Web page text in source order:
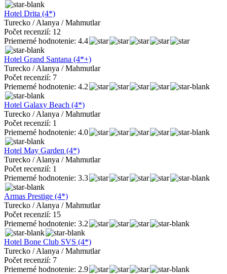
Hotel Drita (4*)
Turecko / Alanya / Mahmutlar
Počet recenzií: 12
Priemerné hodnotenie: 4.4
Hotel Grand Santana (4*+)
Turecko / Alanya / Mahmutlar
Počet recenzií: 7
Priemerné hodnotenie: 4.2
Hotel Galaxy Beach (4*)
Turecko / Alanya / Mahmutlar
Počet recenzií: 1
Priemerné hodnotenie: 4.0
Hotel May Garden (4*)
Turecko / Alanya / Mahmutlar
Počet recenzií: 1
Priemerné hodnotenie: 3.3
Armas Prestige (4*)
Turecko / Alanya / Mahmutlar
Počet recenzií: 15
Priemerné hodnotenie: 3.2
Hotel Bone Club SVS (4*)
Turecko / Alanya / Mahmutlar
Počet recenzií: 7
Priemerné hodnotenie: 2.9